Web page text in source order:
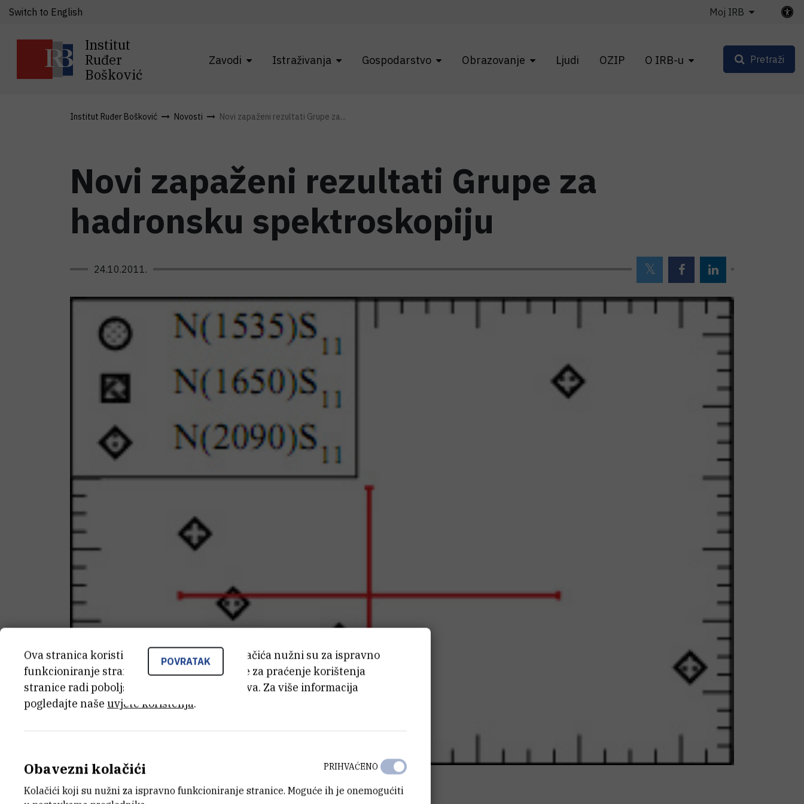
Institut
Ruđer
Bošković
Zavodi Istraživanja Gospodarstvo Obrazovanje Ljudi OZIP O IRB-u
Switch to English Moj IRB
Pretraži
Institut Ruđer Bošković Novosti Novi zapaženi rezultati Grupe za...
Novi zapaženi rezultati Grupe za
hadronsku spektroskopiju
24.10.2011.
POVRATAK
Ova stranica koristi kolačiće. Neki od tih kolačića nužni su za ispravno
funkcioniranje stranice, dok se drugi koriste za praćenje korištenja
stranice radi poboljšanja korisničkog iskustva. Za više informacija
pogledajte naše uvjete korištenja.
Obavezni kolačići
Kolačići koji su nužni za ispravno funkcioniranje stranice. Moguće ih je onemogućiti
PRIHVAĆENO